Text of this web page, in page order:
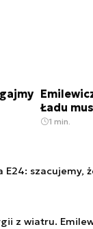
Ładu
1 min.
E24: szacujemy,
z wiatru.